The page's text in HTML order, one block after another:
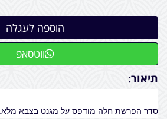
ווטסאפ
תיאור:
סדר הפרשת חלה מודפס על מגנט בצבא מלא.